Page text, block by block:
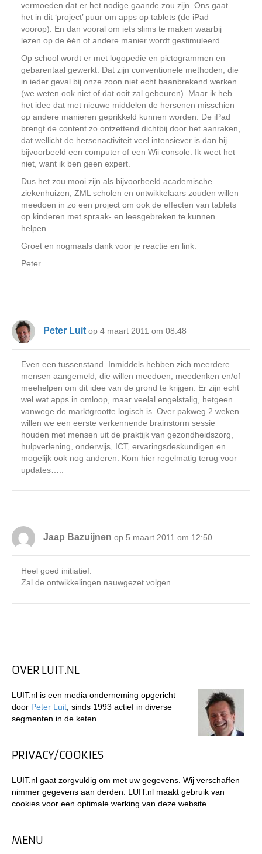
vermoeden dat er het nodige gaande zou zijn. Ons gaat
het in dit ‘project’ puur om apps op tablets (de iPad
voorop). En dan vooral om iets slims te maken waarbij
lezen op de één of andere manier wordt gestimuleerd.
Op school wordt er met logopedie en pictogrammen en
gebarentaal gewerkt. Dat zijn conventionele methoden, die
in ieder geval bij onze zoon niet echt baanbrekend werken
(we weten ook niet of dat ooit zal gebeuren). Maar ik heb
het idee dat met nieuwe middelen de hersenen misschien
op andere manieren geprikkeld kunnen worden. De iPad
brengt de content zo ontzettend dichtbij door het aanraken,
dat wellicht de hersenactiviteit veel intensiever is dan bij
bijvoorbeeld een computer of een Wii console. Ik weet het
niet, want ik ben geen expert.
Dus het zou mooi zijn als bijvoorbeeld academische
ziekenhuizen, ZML scholen en ontwikkelaars zouden willen
meedoen in zo een project om ook de effecten van tablets
op kinderen met spraak- en leesgebreken te kunnen
helpen……
Groet en nogmaals dank voor je reactie en link.
Peter
Peter Luit op 4 maart 2011 om 08:48
Even een tussenstand. Inmiddels hebben zich meerdere
mensen aangemeld, die willen meedoen, meedenken en/of
meehelpen om dit idee van de grond te krijgen. Er zijn echt
wel wat apps in omloop, maar veelal engelstalig, hetgeen
vanwege de marktgrootte logisch is. Over pakweg 2 weken
willen we een eerste verkennende brainstorm sessie
houden met mensen uit de praktijk van gezondheidszorg,
hulpverlening, onderwijs, ICT, ervaringsdeskundigen en
mogelijk ook nog anderen. Kom hier regelmatig terug voor
updates…..
Jaap Bazuijnen op 5 maart 2011 om 12:50
Heel goed initiatief.
Zal de ontwikkelingen nauwgezet volgen.
OVER LUIT.NL
LUIT.nl is een media onderneming opgericht
door Peter Luit , sinds 1993 actief in diverse
segmenten in de keten.
PRIVACY/COOKIES
LUIT.nl gaat zorgvuldig om met uw gegevens. Wij verschaffen
nimmer gegevens aan derden. LUIT.nl maakt gebruik van
cookies voor een optimale werking van deze website.
MENU